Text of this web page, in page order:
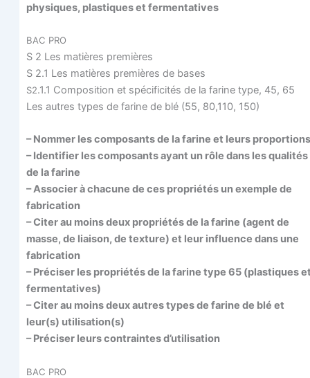
phy­siques, plas­tiques et fermentatives
BAC PRO
S 2 Les matières premières
S 2.1 Les matières pre­mières de bases
S2.1.1 Com­po­si­tion et spé­ci­fi­ci­tés de la farine type, 45, 65
Les autres types de farine de blé (55, 80,110, 150)
– Nom­mer les com­po­sants de la farine et leurs proportions
– Iden­ti­fier les com­po­sants ayant un rôle dans les qua­li­tés
de la farine
– Asso­cier à cha­cune de ces pro­prié­tés un exemple de
fabrication
– Citer au moins deux pro­prié­tés de la farine (agent de
masse, de liai­son, de tex­ture) et leur influence dans une
fabrication
– Pré­ci­ser les pro­prié­tés de la farine type 65 (plas­tiques
fermentatives)
– Citer au moins deux autres types de farine de blé et
leur(s) utilisation(s)
– Pré­ci­ser leurs contraintes d’utilisation
BAC PRO